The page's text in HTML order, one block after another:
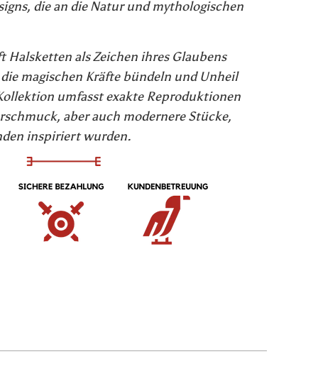
die an die Natur und mythologischen
Halsketten als Zeichen ihres Glaubens
magischen Kräfte bündeln und Unheil
umfasst exakte Reproduktionen
aber auch modernere Stücke,
inspiriert wurden.